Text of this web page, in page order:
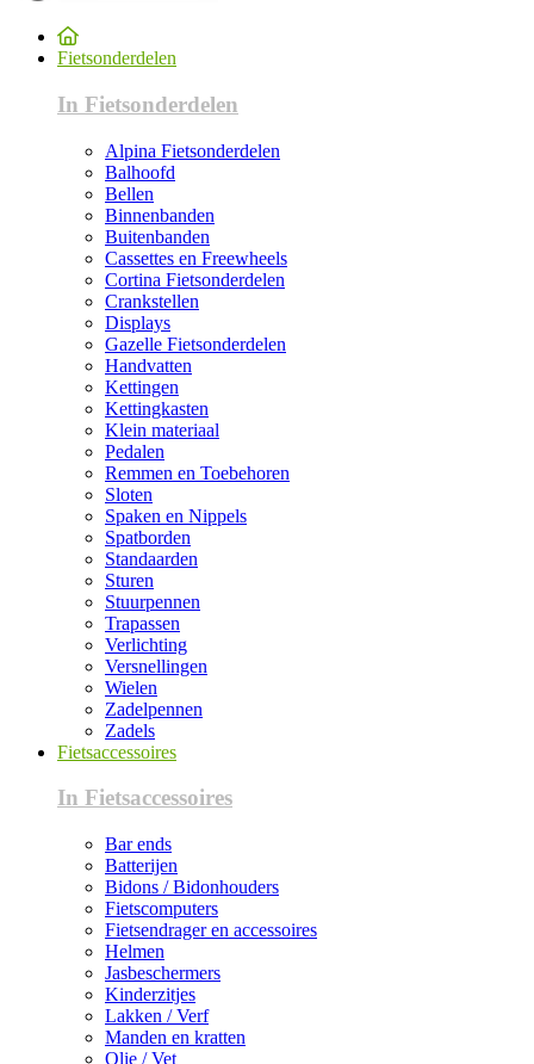
Fietsonderdelen
In Fietsonderdelen
Alpina Fietsonderdelen
Balhoofd
Bellen
Binnenbanden
Buitenbanden
Cassettes en Freewheels
Cortina Fietsonderdelen
Crankstellen
Displays
Gazelle Fietsonderdelen
Handvatten
Kettingen
Kettingkasten
Klein materiaal
Pedalen
Remmen en Toebehoren
Sloten
Spaken en Nippels
Spatborden
Standaarden
Sturen
Stuurpennen
Trapassen
Verlichting
Versnellingen
Wielen
Zadelpennen
Zadels
Fietsaccessoires
In Fietsaccessoires
Bar ends
Batterijen
Bidons / Bidonhouders
Fietscomputers
Fietsendrager en accessoires
Helmen
Jasbeschermers
Kinderzitjes
Lakken / Verf
Manden en kratten
Olie / Vet